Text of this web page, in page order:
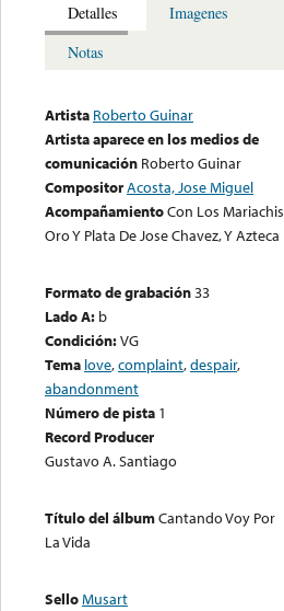
Detalles
Imagenes
Notas
Artista Roberto Guinar
Artista aparece en los medios de
comunicación Roberto Guinar
CompositorAcosta, Jose Miguel
AcompañamientoCon Los Mariachis
Oro Y Plata De Jose Chavez, Y Azteca
Formato de grabación33
Lado A: b
Condición:VG
Tema love,complaint,despair,
abandonment
Número de pista 1
Record Producer
Gustavo A. Santiago
Título del álbumCantando Voy Por
La Vida
SelloMusart